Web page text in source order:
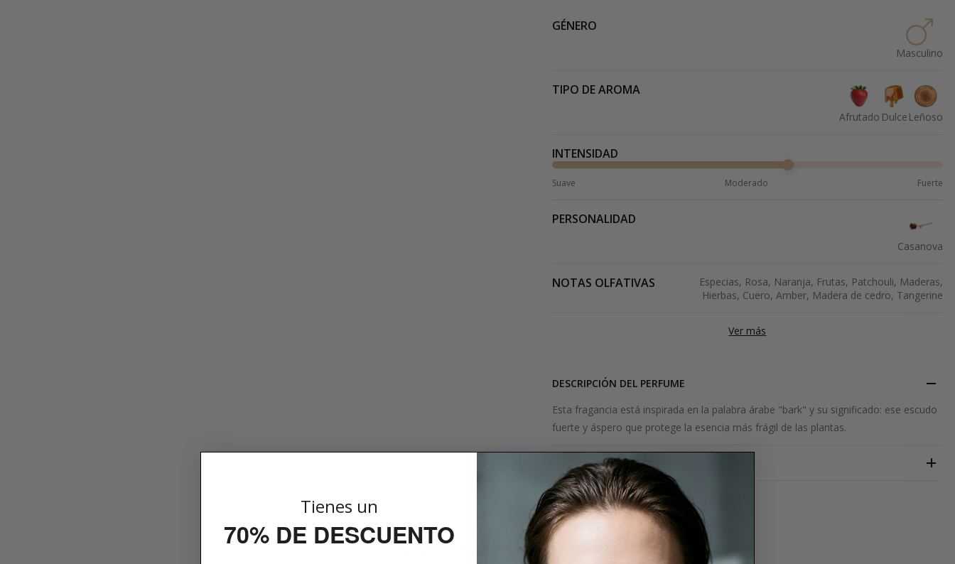
GÉNERO
Masculino
TIPO DE AROMA
Afrutado Dulce Leñoso
INTENSIDAD
Suave Moderado Fuerte
PERSONALIDAD
Casanova
NOTAS OLFATIVAS
Especias, Rosa, Naranja, Frutas, Patchouli, Maderas,
Hierbas, Cuero, Amber, Madera de cedro, Tangerine
Ver más
DESCRIPCIÓN DEL PERFUME
Esta fragancia está inspirada en la palabra árabe "bark" y su significado: ese escudo
fuerte y áspero que protege la esencia más frágil de las plantas.
SOBRE LA MARCA BLEND OUD
COMENTARIOS
Tienes un
70% DE DESCUENTO